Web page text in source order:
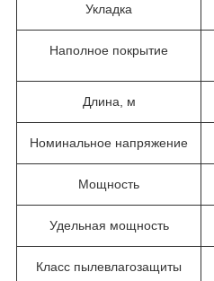
Укладка
Наполное покрытие
Длина, м
Номинальное напряжение
Мощность
Удельная мощность
Класс пылевлагозащиты